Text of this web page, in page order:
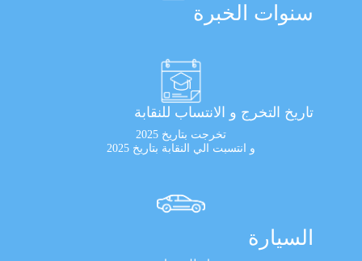
سنوات الخبرة
تاريخ التخرج و الانتساب للنقابة
تخرجت بتاريخ 2025
و انتسبت الي النقابة بتاريخ 2025
السيارة